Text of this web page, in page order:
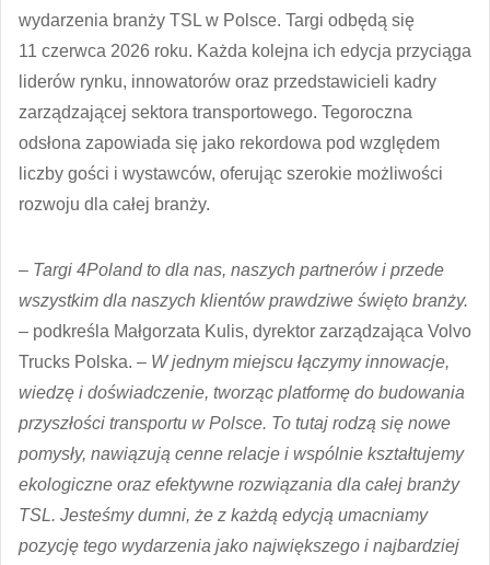
wydarzenia branży TSL w Polsce. Targi odbędą się
11 czerwca 2026 roku. Każda kolejna ich edycja przyciąga
liderów rynku, innowatorów oraz przedstawicieli kadry
zarządzającej sektora transportowego. Tegoroczna
odsłona zapowiada się jako rekordowa pod względem
liczby gości i wystawców, oferując szerokie możliwości
rozwoju dla całej branży.
– Targi 4Poland to dla nas, naszych partnerów i przede
wszystkim dla naszych klientów prawdziwe święto branży.
– podkreśla Małgorzata Kulis, dyrektor zarządzająca Volvo
Trucks Polska. – W jednym miejscu łączymy innowacje,
wiedzę i doświadczenie, tworząc platformę do budowania
przyszłości transportu w Polsce. To tutaj rodzą się nowe
pomysły, nawiązują cenne relacje i wspólnie kształtujemy
ekologiczne oraz efektywne rozwiązania dla całej branży
TSL. Jesteśmy dumni, że z każdą edycją umacniamy
pozycję tego wydarzenia jako największego i najbardziej